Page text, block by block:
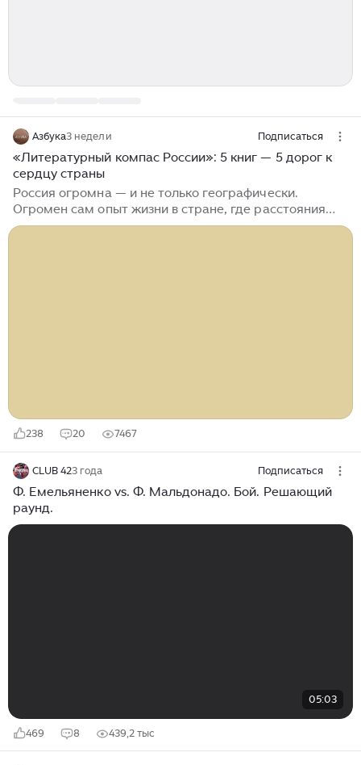
Азбука3 недели Подписаться
«Литературный компас России»: 5 книг — 5 дорог к
сердцу страны
Россия огромна — и не только географически.
Огромен сам опыт жизни в стране, где расстояния
измеряются не километрами, а днями пути, за
238 20 7467
CLUB 423 года Подписаться
Ф. Емельяненко vs. Ф. Мальдонадо. Бой. Решающий
раунд.
05:03
469 8 439,2 тыс